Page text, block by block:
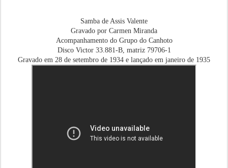
Samba de Assis Valente
Gravado por Carmen Miranda
Acompanhamento do Grupo do Canhoto
Disco Victor 33.881-B, matriz 79706-1
Gravado em 28 de setembro de 1934 e lançado em janeiro de 1935